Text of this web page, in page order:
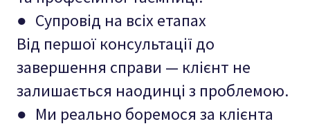
● Супровід на всіх етапах
Від першої консультації до
завершення справи — клієнт не
залишається наодинці з проблемою.
● Ми реально боремося за клієнта